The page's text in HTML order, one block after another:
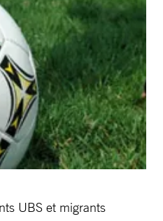
UBS et migrants